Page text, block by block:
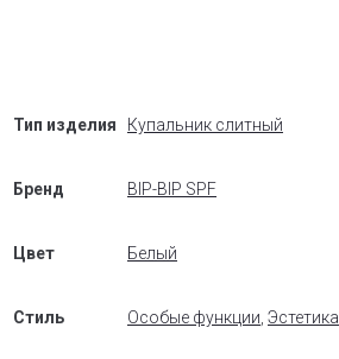
Тип изделия Купальник слитный
Бренд BIP-BIP SPF
Цвет Белый
Стиль Особые функции Эстетика